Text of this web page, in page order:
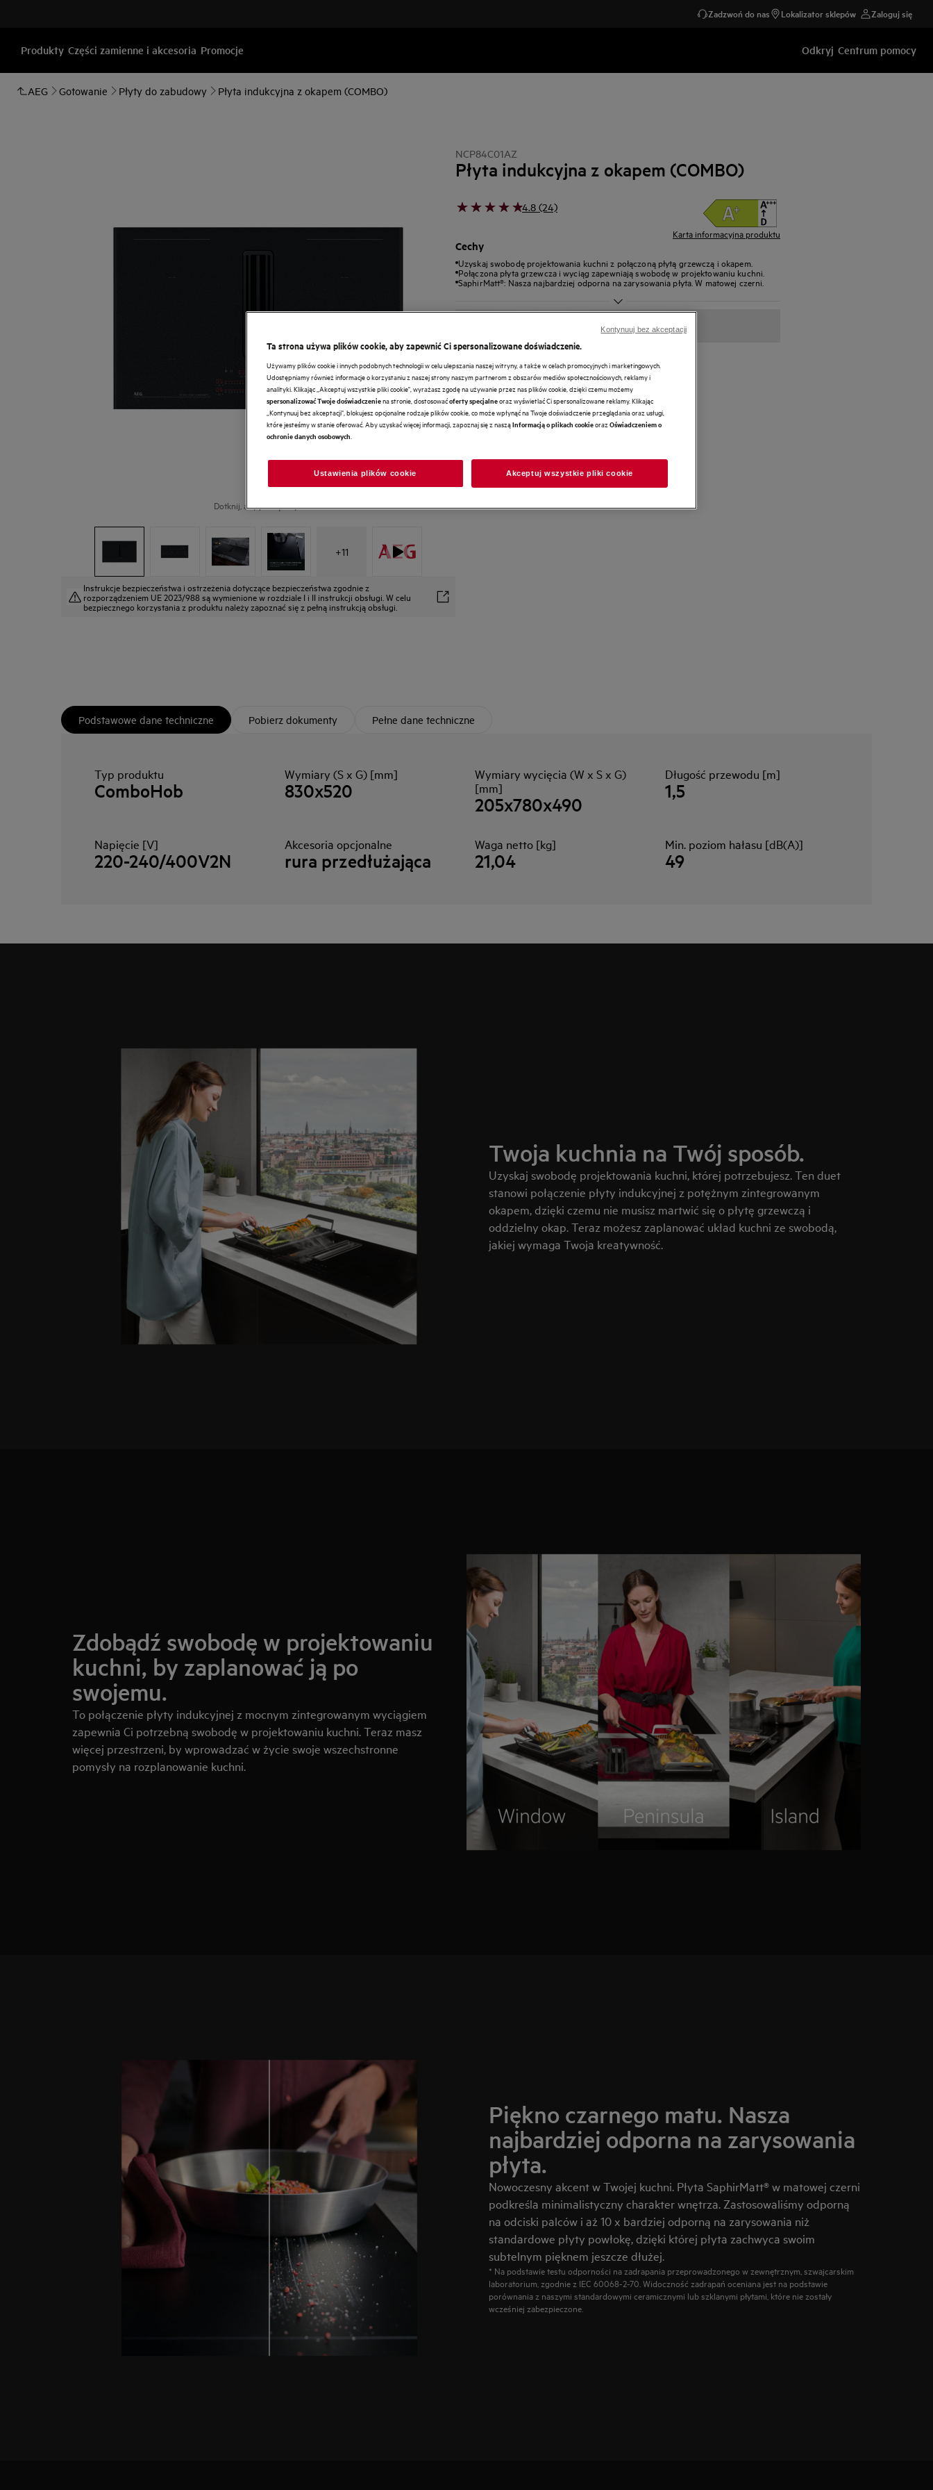
Zadzwoń do nas Lokalizator sklepów Zaloguj się
Produkty Części zamienne i akcesoria Promocje Odkryj Centrum pomocy
AEG Gotowanie Płyty do zabudowy Płyta indukcyjna z okapem (COMBO)
Dotknij, aby powiększyć.
+11
Instrukcje bezpieczeństwa i ostrzeżenia dotyczące bezpieczeństwa zgodnie z
rozporządzeniem UE 2023/988 są wymienione w rozdziale I i II instrukcji obsługi. W celu
bezpiecznego korzystania z produktu należy zapoznać się z pełną instrukcją obsługi.
NCP84C01AZ
Płyta indukcyjna z okapem (COMBO)
4.8 (24)
Karta informacyjna produktu
Cechy
Uzyskaj swobodę projektowania kuchni z połączoną płytą grzewczą i okapem.
Połączona płyta grzewcza i wyciąg zapewniają swobodę w projektowaniu kuchni.
SaphirMatt®: Nasza najbardziej odporna na zarysowania płyta. W matowej czerni.
Podstawowe dane techniczne Pobierz dokumenty Pełne dane techniczne
Typ produktu
ComboHob
Wymiary (S x G) [mm]
830x520
Wymiary wycięcia (W x S x G)
[mm]
205x780x490
Długość przewodu [m]
1,5
Napięcie [V]
220-240/400V2N
Akcesoria opcjonalne
rura przedłużająca
Waga netto [kg]
21,04
Min. poziom hałasu [dB(A)]
49
Twoja kuchnia na Twój sposób.
Uzyskaj swobodę projektowania kuchni, której potrzebujesz. Ten duet
stanowi połączenie płyty indukcyjnej z potężnym zintegrowanym
okapem, dzięki czemu nie musisz martwić się o płytę grzewczą i
oddzielny okap. Teraz możesz zaplanować układ kuchni ze swobodą,
jakiej wymaga Twoja kreatywność.
Zdobądź swobodę w projektowaniu
kuchni, by zaplanować ją po
swojemu.
To połączenie płyty indukcyjnej z mocnym zintegrowanym wyciągiem
zapewnia Ci potrzebną swobodę w projektowaniu kuchni. Teraz masz
więcej przestrzeni, by wprowadzać w życie swoje wszechstronne
pomysły na rozplanowanie kuchni.
Piękno czarnego matu. Nasza
najbardziej odporna na zarysowania
płyta.
Nowoczesny akcent w Twojej kuchni. Płyta SaphirMatt® w matowej czerni
podkreśla minimalistyczny charakter wnętrza. Zastosowaliśmy odporną
na odciski palców i aż 10 x bardziej odporną na zarysowania niż
standardowe płyty powłokę, dzięki której płyta zachwyca swoim
subtelnym pięknem jeszcze dłużej.
* Na podstawie testu odporności na zadrapania przeprowadzonego w zewnętrznym, szwajcarskim
laboratorium, zgodnie z IEC 60068-2-70. Widoczność zadrapań oceniana jest na podstawie
porównania z naszymi standardowymi ceramicznymi lub szklanymi płytami, które nie zostały
wcześniej zabezpieczone.
Ta strona używa plików cookie, aby zapewnić Ci spersonalizowane doświadczenie.
Używamy plików cookie i innych podobnych technologii w celu ulepszania naszej witryny, a także w celach promocyjnych i marketingowych.
Udostępniamy również informacje o korzystaniu z naszej strony naszym partnerom z obszarów mediów społecznościowych, reklamy i
analityki. Klikając „Akceptuj wszystkie pliki cookie", wyrażasz zgodę na używanie przez nas plików cookie, dzięki czemu możemy
spersonalizować Twoje doświadczeniena stronie, dostosowaćoferty specjalneoraz wyświetlać Ci spersonalizowane reklamy. Klikając
„Kontynuuj bez akceptacji", blokujesz opcjonalne rodzaje plików cookie, co może wpłynąć na Twoje doświadczenie przeglądania oraz usługi,
które jesteśmy w stanie oferować. Aby uzyskać więcej informacji, zapoznaj się z nasząInformacją o plikach cookieoraz Oświadczeniem o
ochronie danych osobowych
Ustawienia plików cookie Akceptuj wszystkie pliki cookie
Kontynuuj bez akceptacji